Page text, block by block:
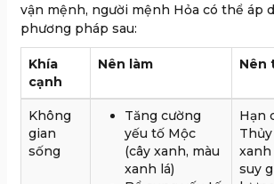
vận mệnh, người mệnh Hỏa có thể áp
phương pháp sau:
Khía
cạnh
Nên làm Nên
Không
gian
sống
Tăng cường
yếu tố Mộc
(cây xanh, màu
xanh lá)
Hạn
xanh
suy